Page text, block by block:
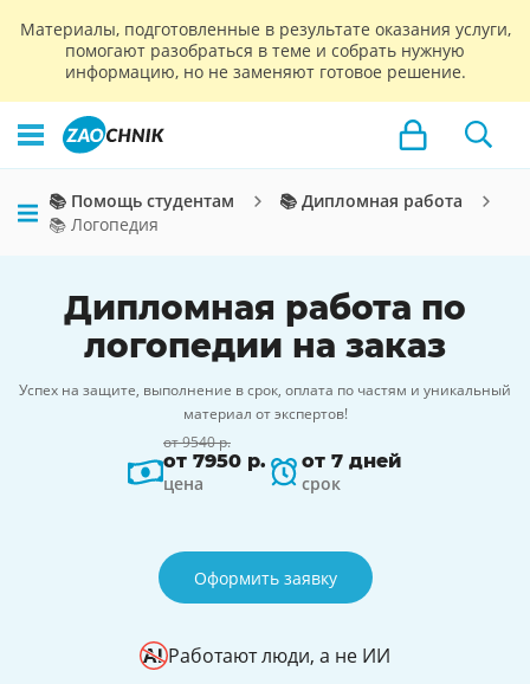
Материалы, подготовленные в результате оказания услуги,
помогают разобраться в теме и собрать нужную
информацию, но не заменяют готовое решение.
📚 Помощь студентам
📚 Дипломная работа
📚 Логопедия
Дипломная работа по
логопедии на заказ
Успех на защите, выполнение в срок, оплата по частям и уникальный
материал от экспертов!
от 9540 р.
от 7950 р.
цена
от 7 дней
срок
Оформить заявку
Работают люди, а не ИИ